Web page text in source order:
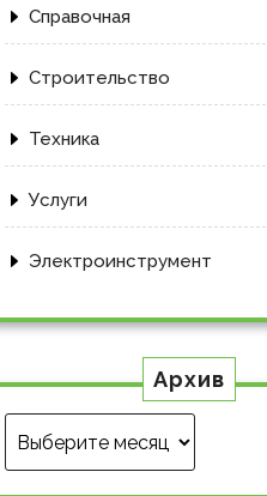
Справочная
Строительство
Техника
Услуги
Электроинструмент
Архив